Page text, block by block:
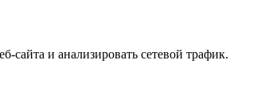
и анализировать сетевой трафик.